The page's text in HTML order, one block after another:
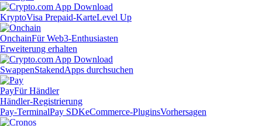
KryptoVisa Prepaid-KarteLevel Up
OnchainFür Web3-Enthusiasten
Erweiterung erhalten
SwappenStakendApps durchsuchen
PayFür Händler
Händler-Registrierung
Pay-TerminalPay SDKeCommerce-PluginsVorhersagen